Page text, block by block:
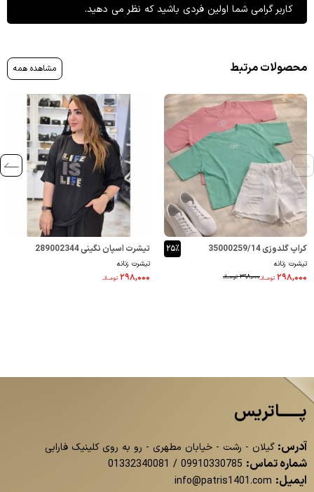
کاربر گرامی شما اولین فردی باشید که نظر می دهید.
محصولات مرتبط مشاهده همه
کراپ گلدوزی 35000259/14
تیشرت زنانه
۳۹۸,۰۰۰ تومــانـ ۲۹۸,۰۰۰ تومــانـ
۲۵٪ تیشرت اسپان نگینی 289002344
تیشرت زنانه
۲۹۸,۰۰۰ تومــانـ
پــــــاتریس
آدرس: گیلان - رشت - خیابان مطهری - رو به روی کلینیک فارابی
شماره تماس: 09910330785
/
01332340081
ایمیل: info@patris1401.com